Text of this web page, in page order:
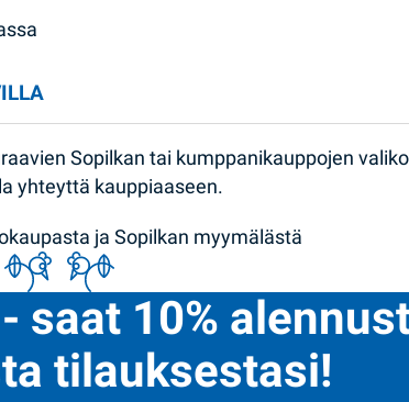
Sopilkan tai kumppanikauppojen
yhteyttä kauppiaaseen.
ja Sopilkan myymälästä
saat 10%
tilauksestasi!